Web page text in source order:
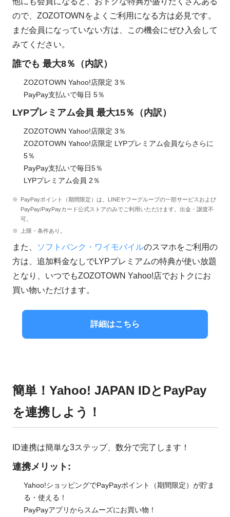
ので、ZOZOTOWNをよくご利用になる方は必見です。
まだ会員になっていない方は、この機会にぜひ入会して
みてください。
誰でも 最大8％（内訳）
ZOZOTOWN Yahoo!店限定 3％
PayPay支払いで毎日 5％
LYPプレミアム会員 最大15％（内訳）
ZOZOTOWN Yahoo!店限定 3％
ZOZOTOWN Yahoo!店限定 LYPプレミアム会員ならさらに
5％
PayPay支払いで毎日5％
LYPプレミアム会員 2％
PayPayポイント（期間限定）は、LINEヤフーグループの一部サービスおよび
PayPay/PayPayカード公式ストアのみでご利用いただけます。出金・譲渡不
可。
上限・条件あり。
また、 ソフトバンク・ワイモバイルのスマホをご利用の
方は、追加料金なしでLYPプレミアムの特典が使い放題
となり、いつでもZOZOTOWN Yahoo!店でおトクにお
買い物いただけます。
詳細はこちら
簡単！Yahoo! JAPAN IDとPayPay
を連携しよう！
ID連携は簡単な3ステップ、数分で完了します！
連携メリット:
Yahoo!ショッピングでPayPayポイント（期間限定）が貯ま
る・使える！
PayPayアプリからスムーズにお買い物！